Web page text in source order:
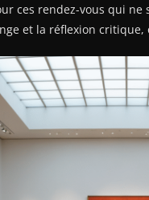
ces rendez-vous qui
et la réflexion